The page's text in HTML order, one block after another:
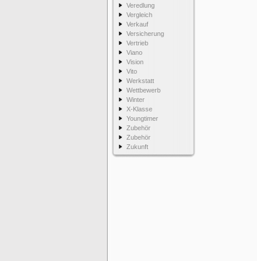
Veredlung
Vergleich
Verkauf
Versicherung
Vertrieb
Viano
Vision
Vito
Werkstatt
Wettbewerb
Winter
X-Klasse
Youngtimer
Zubehör
Zubehör
Zukunft